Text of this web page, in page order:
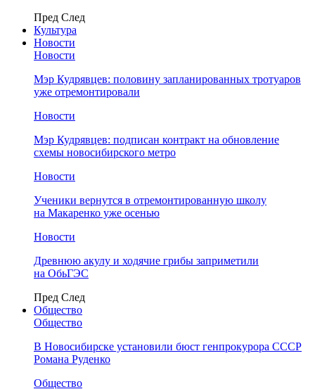
Пред След
Культура
Новости
Новости
Мэр Кудрявцев: половину запланированных тротуаров
уже отремонтировали
Новости
Мэр Кудрявцев: подписан контракт на обновление
схемы новосибирского метро
Новости
Ученики вернутся в отремонтированную школу
на Макаренко уже осенью
Новости
Древнюю акулу и ходячие грибы заприметили
на ОбьГЭС
Пред След
Общество
Общество
В Новосибирске установили бюст генпрокурора СССР
Романа Руденко
Общество